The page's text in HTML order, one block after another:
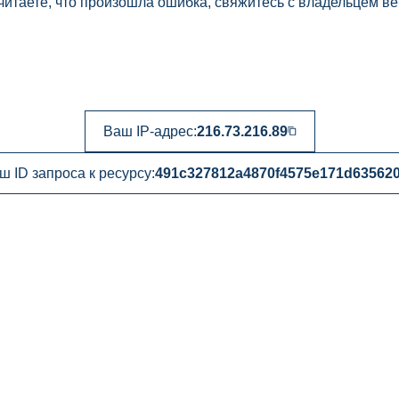
Ваш IP-адрес:216.73.216.89
ID запроса к ресурсу: